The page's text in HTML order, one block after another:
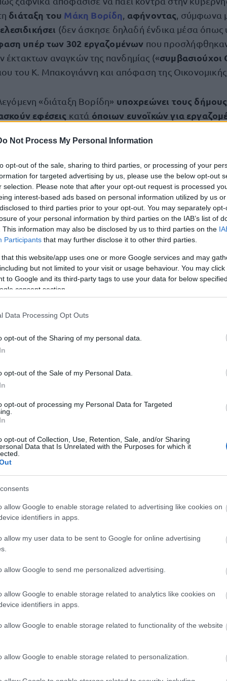
Not Process My Personal Information
opt-out of the sale, sharing to third parties, or processing of your
for targeted advertising by us, please use the below opt-out
selection. Please note that after your opt-out request is processed
interest-based ads based on personal information utilized by us
to third parties prior to your opt-out. You may separately
of your personal information by third parties on the IAB’s list of
This information may also be disclosed by us to third parties on the
Participants that may further disclose it to other third parties.
that this website/app uses one or more Google services and may
but not limited to your visit or usage behaviour. You may
to Google and its third-party tags to use your data for below
consent section.
Data Processing Opt Outs
opt-out of the Sharing of my personal data.
opt-out of the Sale of my Personal Data.
opt-out of processing my Personal Data for Targeted
opt-out of Collection, Use, Retention, Sale, and/or Sharing
Data that Is Unrelated with the Purposes for which it
allow Google to enable storage related to advertising like cookies on
identifiers in apps.
allow my user data to be sent to Google for online advertising
allow Google to send me personalized advertising.
allow Google to enable storage related to analytics like cookies on
identifiers in apps.
allow Google to enable storage related to functionality of the website
allow Google to enable storage related to personalization.
διάταξη του Μάκη Βορίδη αφήνοντας , σύμφωνα
(δεν άσκησε δηλαδή ένδικα μέσα όπως
υπέρ των 302 εργαζομένων που
έκτακτων αναγκών της πανδημίας («συμβασιούχοι
του Κ. Μπακογιάννη και απόφαση της Οικονομικής
«διάταξη Βορίδη» υποχρεώνει τους δήμους
εφέσεις κατά όποιων ευνοϊκών για
ότι συνδέονται με τονΔήμο Αθηναίων με
αορίστου χρόνουκαι να υποχρεώνει τον δήμο
– απειλώνταςτον μάλιστα μεποινή 300 ευρώ για
στην απόφαση.
οι εργαζόμενοι είχαν ήδη κερδίσει τα ασφαλιστικά
από τις22 Ιουλίου 2022 έως σήμερα (η
1η Δεκεμβρίου 2023).
να μην ασκηθούν ένδικα μέσα κατά της
μόνιμα εργασιακά
της Οικονομικής Επιτροπής
Αθηνών (διαδικασία εργατικών διαφορών),
οι ενάγοντες συμβασιούχοι – covid (σύνολο 302)
εργασίας αορίστου χρόνου και υποχρεώνεται ο
προσωρινά εκτελεστή, να αποδέχεται τις
χρηματικής ποινής ύψους 300 ευρώ ημερησίως για
αρμόδιο Τμήμα εξουσιοδοτείται όπως προβεί σε
αλλά και η κατάθεση στο ακροατήριο του
Ανακύκλωσης του Δήμου Αθηναίων κ.
οποία ο Δήμος αναφέρθηκε στην
αναγκαιότητα
, αφού η ενδεχόμενη διακοπή της
σοβαρό πρόβλημα στην εύρυθμη λειτουργία του
στο κομμάτι της εισήγησης του Δημάρχου που